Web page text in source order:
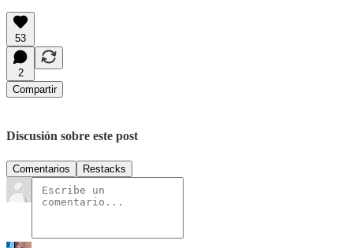
53
2
Compartir
Discusión sobre este post
Comentarios Restacks